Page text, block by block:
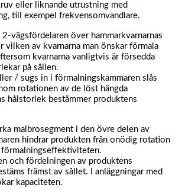
eller liknande utrustning med
till exempel frekvensomvandlare.
vägsfördelaren över hammarkvarnarnas
vilken av kvarnarna man önskar förmala
kvarnarna vanligtvis är försedda
på sållen.
/ sugs in i förmalningskammaren slås
rotationen av de löst hängda
hålstorlek bestämmer produktens
malbrosegment i den övre delen av
hindrar produkten från onödig rotation
förmalningseffektiviteten.
och fördelningen av produktens
främst av sållet. I anläggningar med
kapaciteten.